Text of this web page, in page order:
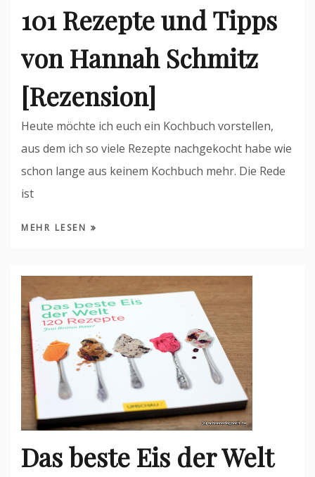
101 Rezepte und Tipps
von Hannah Schmitz
[Rezension]
Heute möchte ich euch ein Kochbuch vorstellen,
aus dem ich so viele Rezepte nachgekocht habe wie
schon lange aus keinem Kochbuch mehr. Die Rede
ist
MEHR LESEN
Das beste Eis der Welt